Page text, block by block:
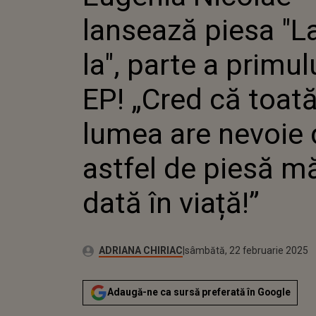
DE
lansează piesa
la", parte a
EP! „Cred că toată
lumea are nevoie
astfel de piesă
dată în viață!”
Autor:ADRIANA CHIRIACPublicat:
joi, 22 februarie 2024
Actualizat:
sâmbătă, 22 februarie 2025
Adaugă-ne ca sursă preferată în Google